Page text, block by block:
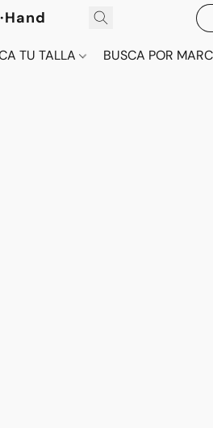
TU TALLA BUSCA POR